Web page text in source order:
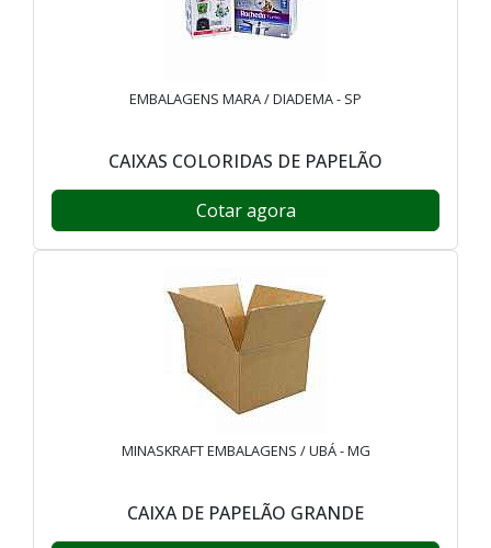
EMBALAGENS MARA / DIADEMA - SP
CAIXAS COLORIDAS DE PAPELÃO
Cotar agora
MINASKRAFT EMBALAGENS / UBÁ - MG
CAIXA DE PAPELÃO GRANDE